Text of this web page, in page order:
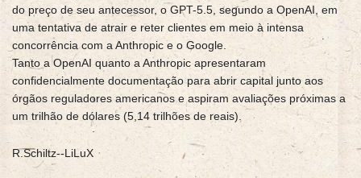
do preço de seu antecessor, o GPT-5.5, segundo a OpenAI, em
uma tentativa de atrair e reter clientes em meio à intensa
concorrência com a Anthropic e o Google.
Tanto a OpenAI quanto a Anthropic apresentaram
confidencialmente documentação para abrir capital junto aos
órgãos reguladores americanos e aspiram avaliações próximas a
um trilhão de dólares (5,14 trilhões de reais).
R.Schiltz--LiLuX